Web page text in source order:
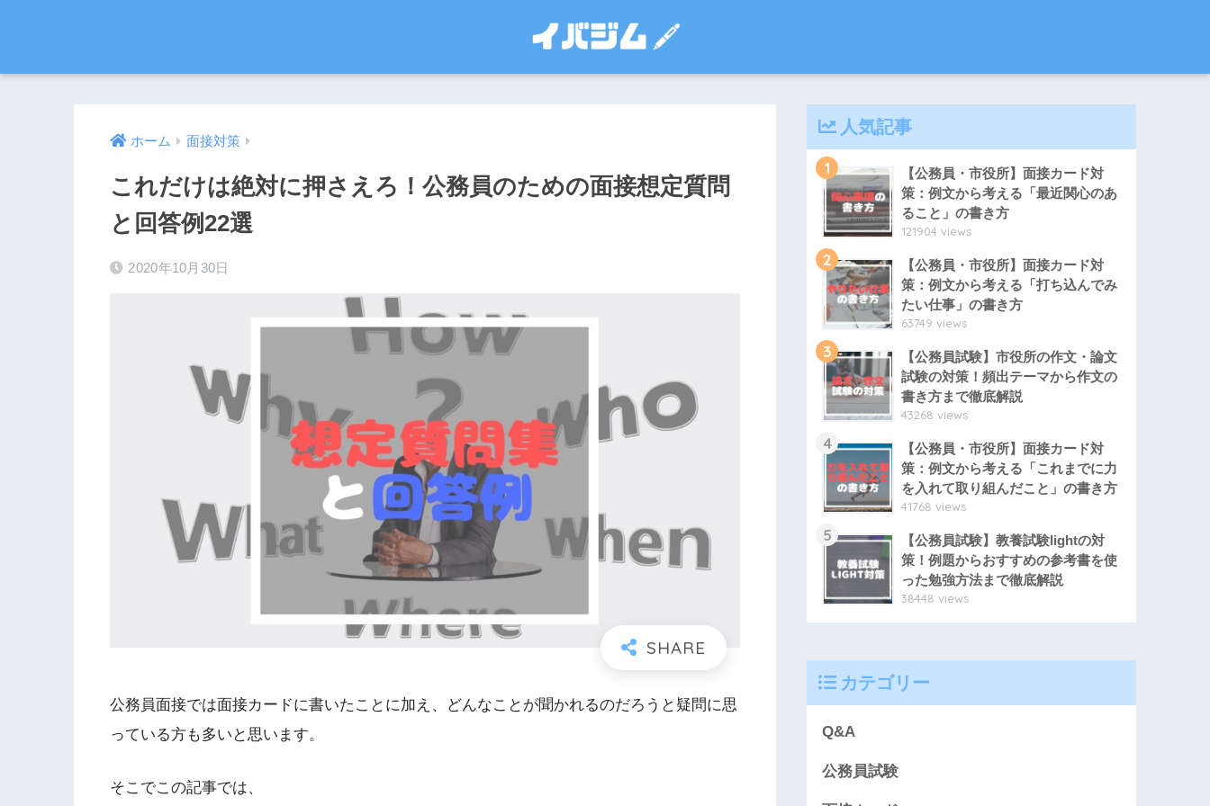
ホーム 面接対策
これだけは絶対に押さえろ！公務員のための面接想定質問
と回答例22選
2020年10月30日
公務員面接では面接カードに書いたことに加え、どんなことが聞かれるのだろうと疑問に思
っている方も多いと思います。
そこでこの記事では、
人気記事
1
【公務員・市役所】面接カード対
策：例文から考える「最近関心のあ
ること」の書き方
121904 views
2
【公務員・市役所】面接カード対
策：例文から考える「打ち込んでみ
たい仕事」の書き方
63749 views
3
【公務員試験】市役所の作文・論文
試験の対策！頻出テーマから作文の
書き方まで徹底解説
43268 views
4
【公務員・市役所】面接カード対
策：例文から考える「これまでに力
を入れて取り組んだこと」の書き方
41768 views
5
【公務員試験】教養試験lightの対
策！例題からおすすめの参考書を使
った勉強方法まで徹底解説
38448 views
カテゴリー
Q&A
公務員試験